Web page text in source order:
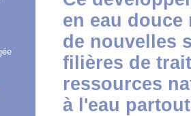
en eau
de nouvelles
filières de
ressources
à l'eau